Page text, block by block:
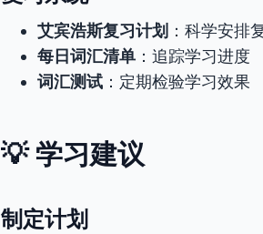
艾宾浩斯复习计划 ：科学安排
每日词汇清单 ：追踪学习进度
词汇测试 ：定期检验学习效果
💡 学习建议
制定计划